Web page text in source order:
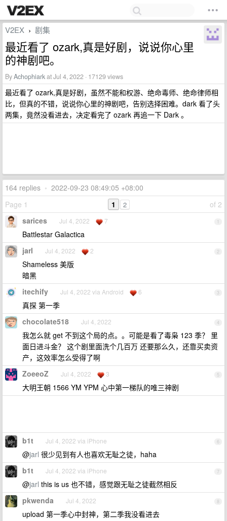
V2EX › 剧集
最近看了 ozark,真是好剧，说说你心里
的神剧吧。
ByAchophiarkat Jul 4, 2022 · 17129 views
最近看了 ozark,真是好剧，虽然不能和权游、绝命毒师、绝命律师相
比，但真的不错，说说你心里的神剧吧，告别选择困难。dark 看了头
两集，竟然没看进去，决定看完了 ozark 再追一下 Dark 。
164 replies • 2022-09-23 08:49:05 +08:00
Page 1
of 2
1 2
1
sarices Jul 4, 2022 7
Battlestar Galactica
2
jarl Jul 4, 2022 2
Shameless 美版
暗黑
3
itechify Jul 4, 2022 via Android 6
真探 第一季
4
chocolate518 Jul 4, 2022
我怎么就 get 不到这个局的点。。可能是看了毒枭 123 季？ 里
面日进斗金？ 这个剧里面洗个几百万 还要那么久，还靠买卖资
产，这效率怎么受得了啊
5
ZoeeoZ Jul 4, 2022 3
大明王朝 1566 YM YPM 心中第一梯队的唯三神剧
6
b1t Jul 4, 2022 via iPhone
@jarl 很少见到有人也喜欢无耻之徒，haha
7
b1t Jul 4, 2022 via iPhone
@jarl this is us 也不错，感觉跟无耻之徒截然相反
8
pkwenda Jul 4, 2022
upload 第一季心中封神，第二季我没看进去